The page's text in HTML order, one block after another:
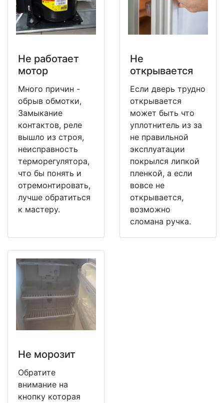
Не работает
мотор
Много причин -
обрыв обмотки,
Замыкание
контактов, реле
вышло из строя,
неисправность
терморегулятора,
что бы понять и
отремонтировать,
лучше обратиться
к мастеру.
Не
открывается
Если дверь трудно
открывается
может быть что
уплотнитель из за
не правильной
эксплуатации
покрылся липкой
пленкой, а если
вовсе не
открывается,
возможно
сломана ручка.
Не морозит
Обратите
внимание на
кнопку которая